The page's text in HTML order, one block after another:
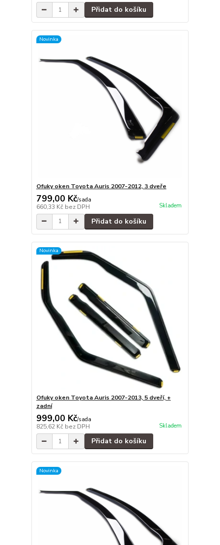
Přidat do košíku
Novinka
Ofuky oken Toyota Auris 2007-2012, 3 dveře
799,00 Kč/sada
660,33 Kč bez DPH Skladem
Přidat do košíku
Novinka
Ofuky oken Toyota Auris 2007-2013, 5 dveří, +
zadní
999,00 Kč/sada
825,62 Kč bez DPH Skladem
Přidat do košíku
Novinka